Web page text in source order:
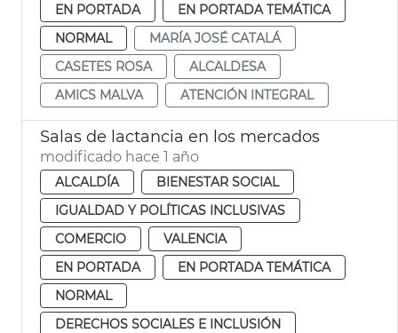
EN PORTADA
EN PORTADA TEMÁTICA
NORMAL
MARÍA JOSÉ CATALÁ
CASETES ROSA
ALCALDESA
AMICS MALVA
ATENCIÓN INTEGRAL
Salas de lactancia en los mercados
modificado hace 1 año
ALCALDÍA
BIENESTAR SOCIAL
IGUALDAD Y POLÍTICAS INCLUSIVAS
COMERCIO
VALENCIA
EN PORTADA
EN PORTADA TEMÁTICA
NORMAL
DERECHOS SOCIALES E INCLUSIÓN